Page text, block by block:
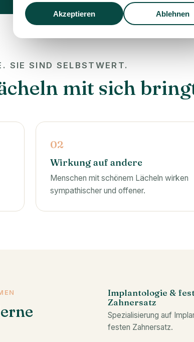
SIE SIND SELBSTWERT.
mit sich
02
Wirkung auf andere
Menschen mit schönem Lächeln wirken
sympathischer und offener.
Implantologie &
Zahnersatz
Spezialisierung auf
festen Zahnersatz.
Akzeptieren Ablehnen